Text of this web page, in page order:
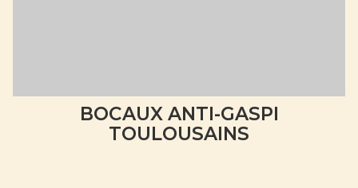
BOCAUX ANTI-GASPI
TOULOUSAINS